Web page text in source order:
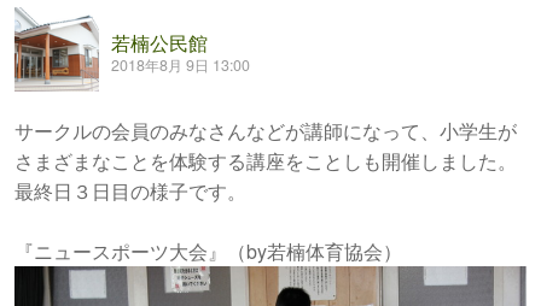
若楠公民館
2018年8月 9日 13:00
サークルの会員のみなさんなどが講師になって、小学生が
さまざまなことを体験する講座をことしも開催しました。
最終日３日目の様子です。
『ニュースポーツ大会』（by若楠体育協会）